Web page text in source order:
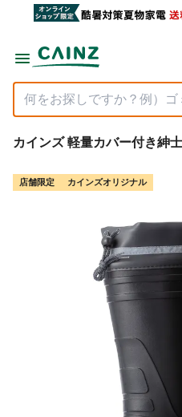
カインズ 軽量カバー付き紳
店舗限定 カインズオリジナル